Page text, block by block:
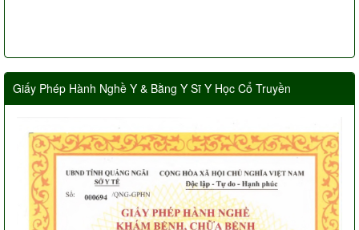
Giấy Phép Hành Nghề Y & Bằng Y Sĩ Y Học Cổ Truyền